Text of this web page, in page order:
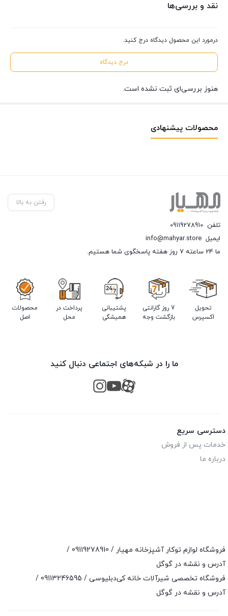
نقد و بررسی‌ها
درمورد این محصول دیدگاه درج کنید.
درج دیدگاه
هنوز بررسی‌ای ثبت نشده است.
محصولات پیشنهادی
رفتن به بالا
تلفن 09119278910
ایمیل info@mahyar.store
ما 24 ساعته 7 روز هفته پاسخگوی شما هستیم.
تحویل
اکسپرس
7 روز گارانتی
بازگشت وجه
پشتیبانی
همیشگی
پرداخت در
محل
محصولات
اصل
ما را در شبکه‌های اجتماعی دنبال کنید
دسترسی سریع
خدمات پس از فروش
درباره ما
فروشگاه لوازم توکار آشپزخانه مهیار / 09119278910
/
آدرس و نقشه در گوگل
فروشگاه تخصصی شیرآلات خانه کی‌دبلیوسی / 09113246595
/
آدرس و نقشه در گوگل